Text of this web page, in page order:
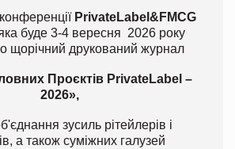
PrivateLabel&FMCG
буде 3-4 вересня 2026 року
щорічний друкований журнал
Проєктів PrivateLabel –
2026»,
зусиль рітейлерів і
а також суміжних галузей